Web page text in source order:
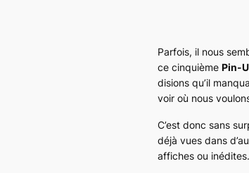
Parfois, il nous
ce cinquième Pin-
disions qu’il
voir où nous
C’est donc sans
déjà vues dans
affiches ou inédites.